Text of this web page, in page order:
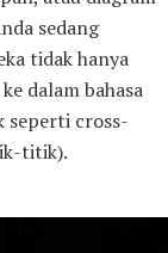
sedang
tidak hanya
dalam bahasa
seperti cross-
titik).